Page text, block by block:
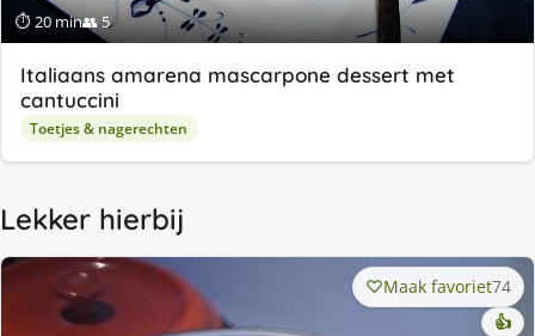
⏱ 20 min👥 5
Italiaans amarena mascarpone dessert met
cantuccini
Toetjes & nagerechten
Lekker hierbij
Maak favoriet74
👍